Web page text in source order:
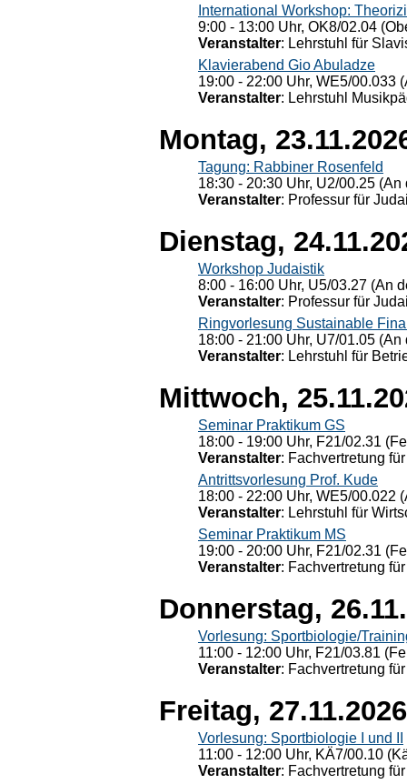
International Workshop:
9:00 - 13:00 Uhr, OK8/02.04
Veranstalter: Lehrstuhl für
Klavierabend Gio Abuladze
19:00 - 22:00 Uhr, WE5/00.033
Veranstalter: Lehrstuhl
Montag,
Tagung: Rabbiner Rosenfeld
18:30 - 20:30 Uhr, U2/00.25
Veranstalter: Professur für
Dienstag,
Workshop Judaistik
8:00 - 16:00 Uhr, U5/03.27 (An
Veranstalter: Professur für
Ringvorlesung Sustainable
18:00 - 21:00 Uhr, U7/01.05
Veranstalter: Lehrstuhl für
Mittwoch,
Seminar Praktikum GS
18:00 - 19:00 Uhr, F21/02.31
Veranstalter: Fachvertretung
Antrittsvorlesung Prof. Kude
18:00 - 22:00 Uhr, WE5/00.022
Veranstalter: Lehrstuhl für
Seminar Praktikum MS
19:00 - 20:00 Uhr, F21/02.31
Veranstalter: Fachvertretung
Donnerstag,
Vorlesung: Sportbiologie/
11:00 - 12:00 Uhr, F21/03.81
Veranstalter: Fachvertretung
Freitag, 27.11.2026
Vorlesung: Sportbiologie I und II
11:00 - 12:00 Uhr, KÄ7/00.10
Veranstalter: Fachvertretung